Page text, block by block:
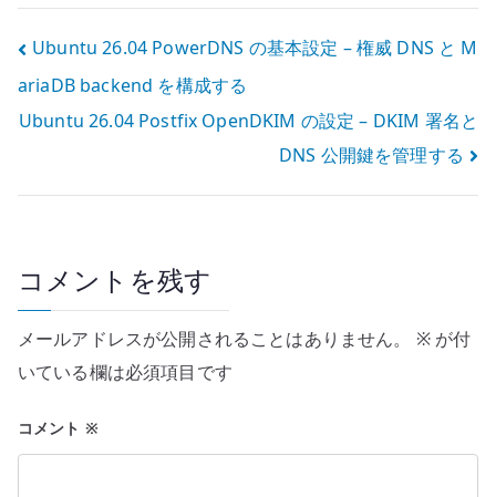
投
稿
ナ
ビ
ー
シ
ョ
ン
Ubuntu 26.04 PowerDNS の基本設定 – 権威 DNS と M
ariaDB backend を構成する
Ubuntu 26.04 Postfix OpenDKIM の設定 – DKIM 署名と
DNS 公開鍵を管理する
コメントを残す
メールアドレスが公開されることはありません。 ※が付
いている欄は必須項目です
コメント ※